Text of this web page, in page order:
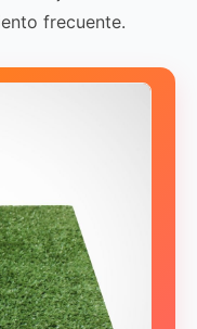
frecuente.